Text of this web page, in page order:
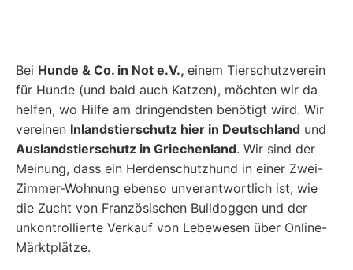
Bei Hunde & Co. in Not e.V., einem Tierschutzverein
für Hunde (und bald auch Katzen), möchten wir da
helfen, wo Hilfe am dringendsten benötigt wird. Wir
vereinen Inlandstierschutz hier in Deutschland und
Auslandstierschutz in Griechenland. Wir sind der
Meinung, dass ein Herdenschutzhund in einer Zwei-
Zimmer-Wohnung ebenso unverantwortlich ist, wie
die Zucht von Französischen Bulldoggen und der
unkontrollierte Verkauf von Lebewesen über Online-
Märktplätze.